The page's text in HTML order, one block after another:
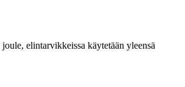
elintarvikkeissa käytetään yleensä